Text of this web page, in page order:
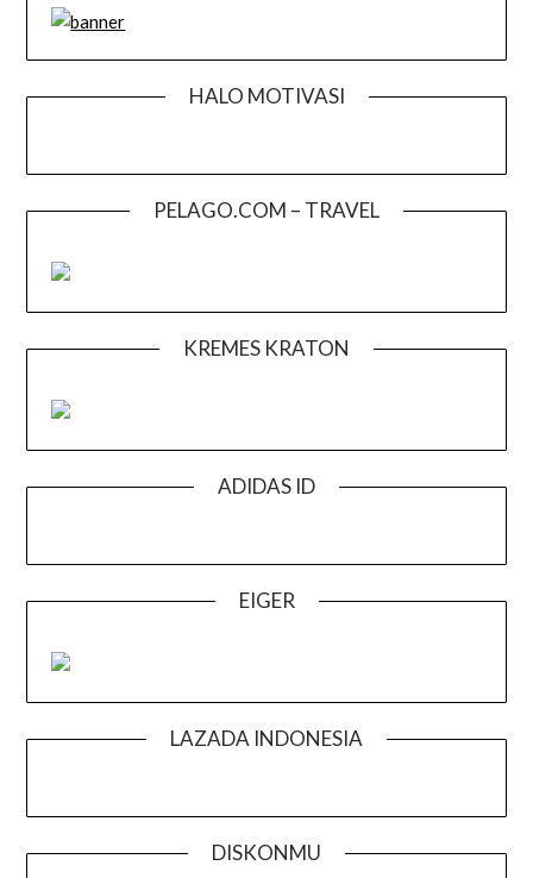
HALO MOTIVASI
PELAGO.COM – TRAVEL
KREMES KRATON
ADIDAS ID
EIGER
LAZADA INDONESIA
DISKONMU